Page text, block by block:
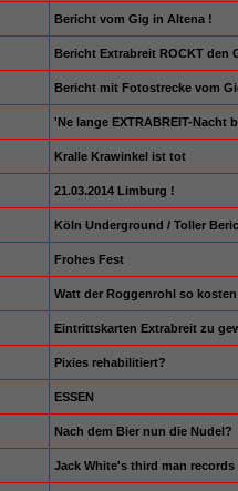
Bericht vom Gig in Altena !
Bericht Extrabreit ROCKT den
Bericht mit Fotostrecke vom
'Ne lange EXTRABREIT-Nacht
Kralle Krawinkel ist tot
21.03.2014 Limburg !
Köln Underground / Toller
Frohes Fest
Watt der Roggenrohl so
Eintrittskarten Extrabreit zu
Pixies rehabilitiert?
ESSEN
Nach dem Bier nun die Nudel?
Jack White's third man records